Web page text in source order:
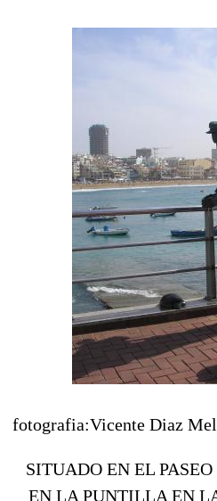
fotografia:Vicente Diaz
SITUADO EN EL
EN LA PUNTILLA EN